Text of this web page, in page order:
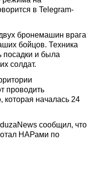
в Telegram-
бронемашин врага
бойцов. Техника
посадки и была
солдат.
проводить
началась 24
сообщил, что
НАРами по